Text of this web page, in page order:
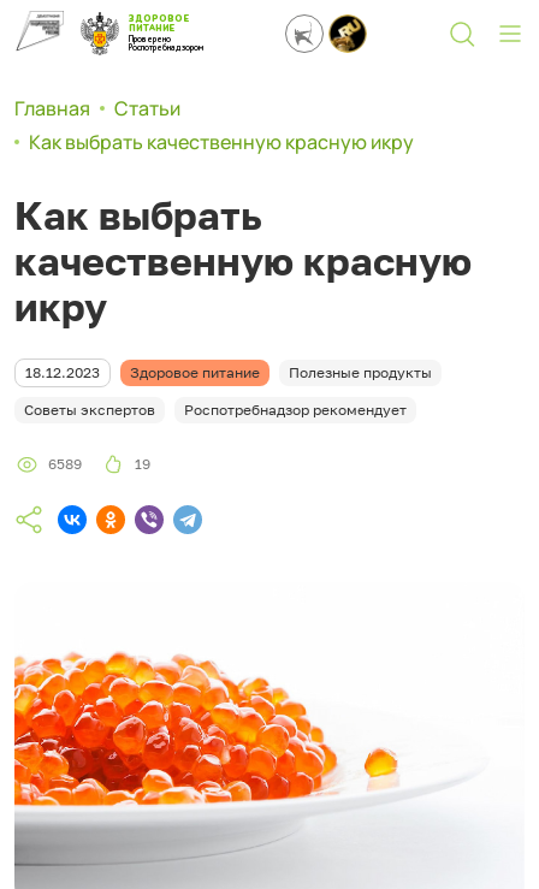
ЗДОРОВОЕ
ПИТАНИЕ
Проверено
Роспотребнадзором
Главная
Статьи
Как выбрать качественную красную икру
Как выбрать
качественную красную
икру
18.12.2023 Здоровое питание Полезные продукты
Советы экспертов Роспотребнадзор рекомендует
6589 19